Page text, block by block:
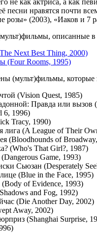
не как актриса, а как
песни нравятся почти
розы» (2003), «Иаков и 7
описанные в
Next Best Thing, 2000)
(Four Rooms, 1995)
(мульт)фильмы, которые
(Vision Quest, 1985)
Правда или вызов
6, 1996)
Tracy, 1990)
лига (A League of Their
(Bloodhounds of
(Who's That Girl?, 1987)
Game, 1993)
Сьюзан (Desperately
(Blue in the Face, 1995)
(Body of Evidence, 1993)
and Fog, 1992)
(Die Another Day, 2002)
Away, 2002)
(Shanghai Surprise,